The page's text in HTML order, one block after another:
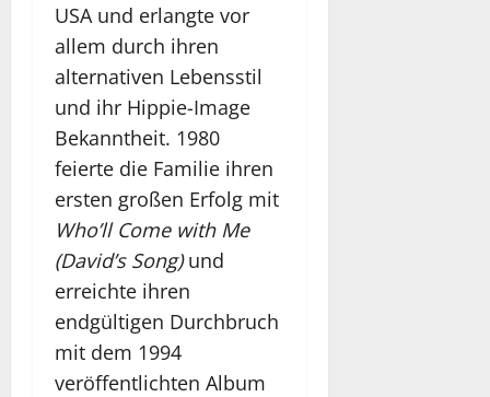
USA und erlangte vor
allem durch ihren
alternativen Lebensstil
und ihr Hippie-Image
Bekanntheit. 1980
feierte die Familie ihren
ersten großen Erfolg mit
Who’ll Come with Me
(David’s Song)und
erreichte ihren
endgültigen Durchbruch
mit dem 1994
veröffentlichten Album